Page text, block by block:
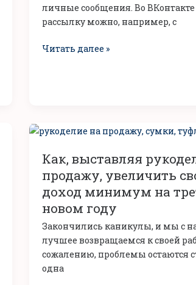
личные сообщения. Во ВКонтакте
рассылку можно, например, с
Читать далее »
Как, выставляя
продажу, увеличить
доход минимум на
новом году
Закончились каникулы, и мы с
лучшее возвращаемся к своей
сожалению, проблемы остаются
одна
Как,
рукоделие
на
продажу,
увеличить
свой
доход
минимум
на
треть